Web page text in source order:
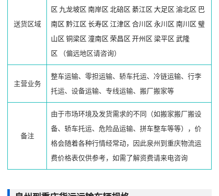
送货区域
区 九龙坡区 南岸区 北碚区 綦江区 大足区 渝北区 巴
南区 黔江区 长寿区 江津区 合川区 永川区 南川区 璧
山区 铜梁区 潼南区 荣昌区 开州区 梁平区 武隆
区 （偏远地区请咨询）
主营业务
整车运输、零担运输、轿车托运、冷链运输、行李
托运、设备运输、专线运输、搬厂搬家等
备注
由于市场环境及发货需求的不同（如搬家搬厂搬设
备、轿车托运、危险品运输、拼车整车等等），价
格会随着各种行情经常动，因此泉州到重庆物流运
费价格表仅供参考，如需了解资费请来电咨询